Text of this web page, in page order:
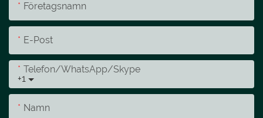
Företagsnamn
E-Post
+1
Telefon/whatsApp/skype
Namn